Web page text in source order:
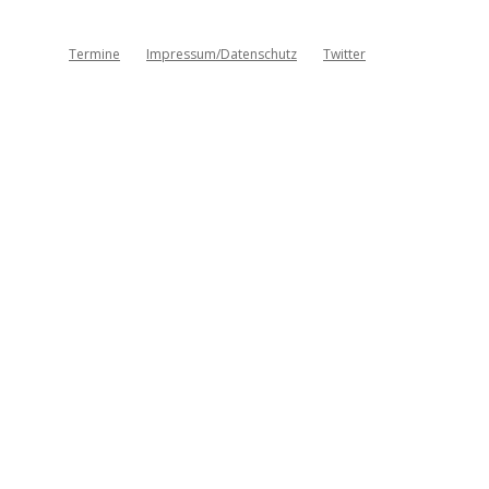
Termine Impressum/Datenschutz Twitter